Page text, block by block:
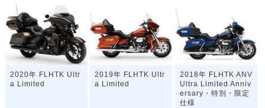
2020年 FLHTK Ultr
a Limited
2019年 FLHTK Ultr
a Limited
2018年 FLHTK ANV
Ultra Limited Anniv
ersary・特別・限定
仕様